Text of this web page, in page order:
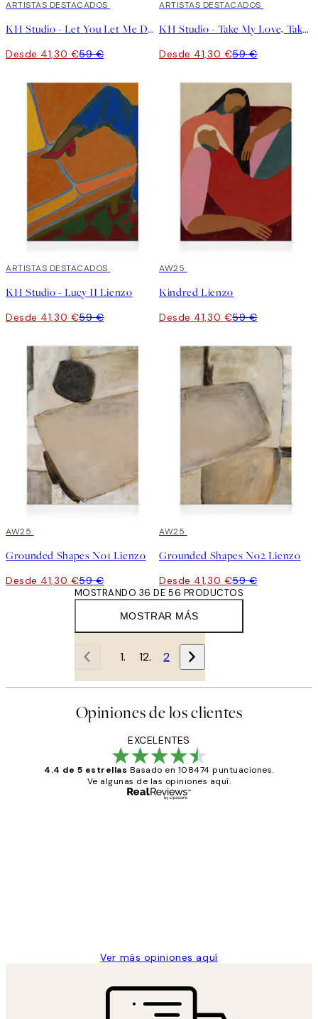
30%*
ARTISTAS DESTACADOS
KH Studio - Let You Let Me Down Lienzo
Desde 41,30 €59 €
30%*
ARTISTAS DESTACADOS
KH Studio - Take My Love, Take It Down Lienzo
Desde 41,30 €59 €
30%*
ARTISTAS DESTACADOS
KH Studio - Lucy II Lienzo
Desde 41,30 €59 €
30%*
AW25
Kindred Lienzo
Desde 41,30 €59 €
30%*
AW25
Grounded Shapes No1 Lienzo
Desde 41,30 €59 €
30%*
AW25
Grounded Shapes No2 Lienzo
Desde 41,30 €59 €
MOSTRAR MÁS
MOSTRANDO 36 DE 56 PRODUCTOS
1 2
Opiniones de los clientes
EXCELENTES
4.4 de 5 estrellas Basado en 108474 puntuaciones.
Ve algunas de las opiniones aquí.
Ver más opiniones aquí